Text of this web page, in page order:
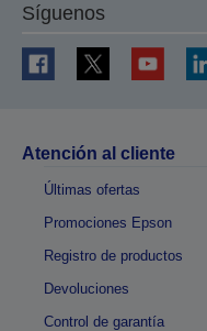
Síguenos
Atención al cliente
Últimas ofertas
Promociones Epson
Registro de productos
Devoluciones
Control de garantía